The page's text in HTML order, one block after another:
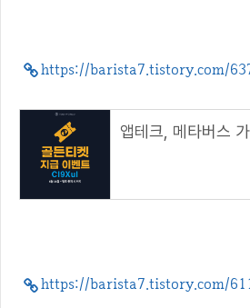
https://barista7.tistory.com/
https://barista7.tistory.com/